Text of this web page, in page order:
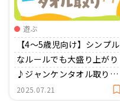
遊ぶ
【4〜5歳児向け】シンプル
なルールでも大盛り上がり
♪ジャンケンタオル取り
【室内】
2025.07.21